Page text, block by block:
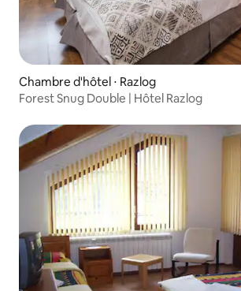
Chambre d'hôtel ⋅ Razlog
Forest Snug Double | Hôtel Razlog